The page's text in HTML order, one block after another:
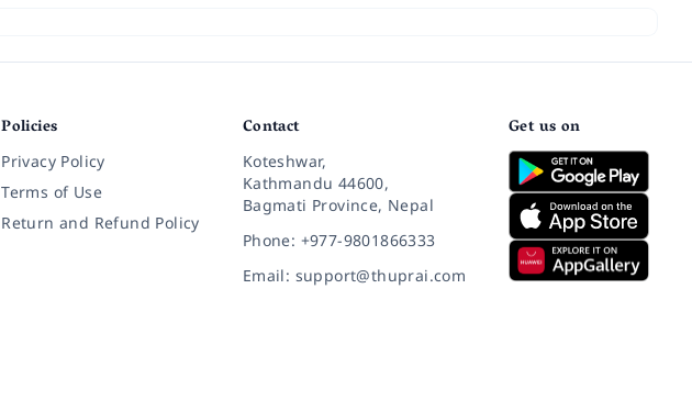
Policies
Privacy Policy
Terms of Use
Return and Refund Policy
Contact
Koteshwar,
Kathmandu 44600,
Bagmati Province, Nepal
Phone: +977-9801866333
Email: support@thuprai.com
Get us on